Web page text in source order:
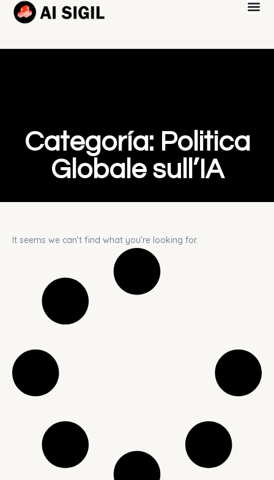
Categoría: Politica
Globale sull’IA
It seems we can’t find what you’re looking for.